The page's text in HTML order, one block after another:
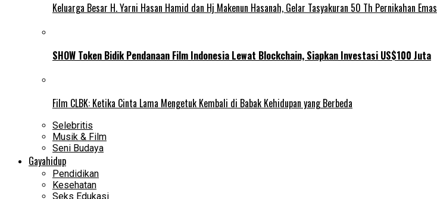
Keluarga Besar H. Yarni Hasan Hamid dan Hj Makenun Hasanah, Gelar Tasyakuran 50 Th Pernikahan Emas
SHOW Token Bidik Pendanaan Film Indonesia Lewat Blockchain, Siapkan Investasi US$100 Juta
Film CLBK: Ketika Cinta Lama Mengetuk Kembali di Babak Kehidupan yang Berbeda
Selebritis
Musik & Film
Seni Budaya
Gayahidup
Pendidikan
Kesehatan
Seks Edukasi